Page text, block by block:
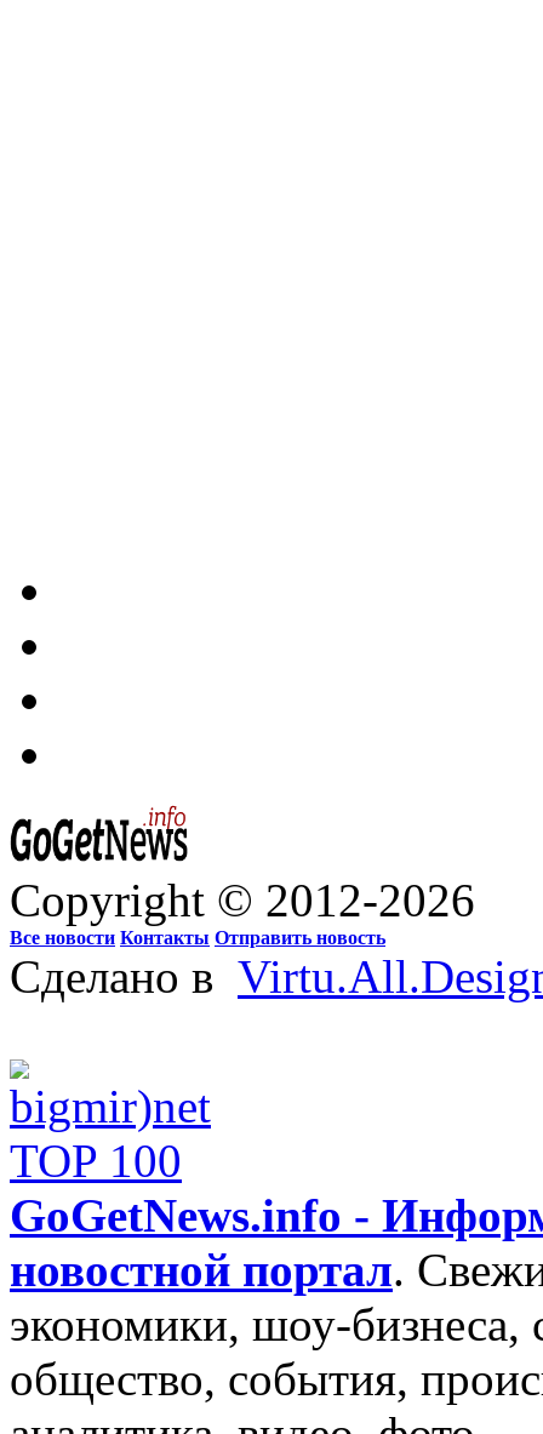
Copyright © 2012-2026
Все новости Контакты Отправить новость
Сделано в
GoGetNews.info -
новостной портал.
экономики, шоу-бизнеса,
общество, события,